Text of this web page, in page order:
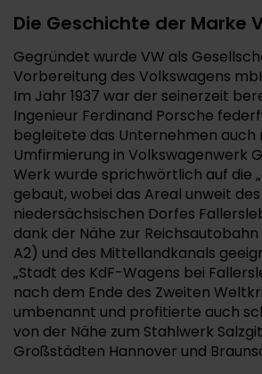
Die Geschichte der Marke
Gegründet wurde VW als
Vorbereitung des Volkswagens
Im Jahr 1937 war der seinerzeit
Ingenieur Ferdinand Porsche
begleitete das Unternehmen auch
Umfirmierung in Volkswagenwerk
Werk wurde sprichwörtlich auf die
gebaut, wobei das Areal unweit des
niedersächsischen Dorfes
dank der Nähe zur
A2) und des Mittellandkanals
„Stadt des KdF-Wagens bei
nach dem Ende des Zweiten
umbenannt und profitierte auch
von der Nähe zum Stahlwerk
Großstädten Hannover und